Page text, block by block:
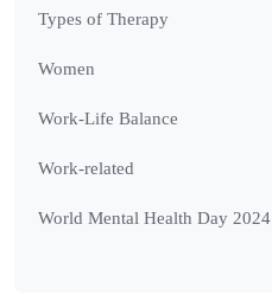
Types of Therapy
Women
Work-Life Balance
Work-related
World Mental Health Day 2024